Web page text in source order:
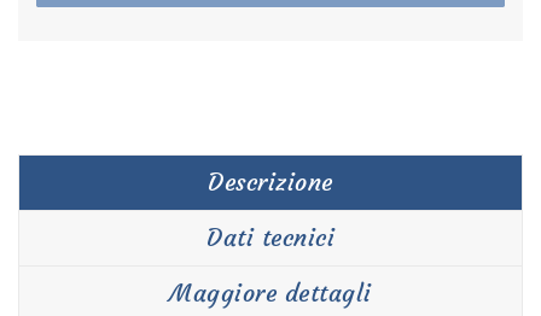
Descrizione
Dati tecnici
Maggiore dettagli